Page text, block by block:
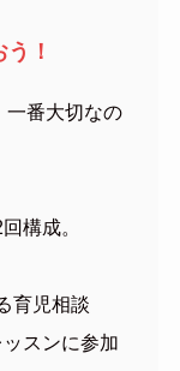
！
一番大切なの
構成。
育児相談
スンに参加